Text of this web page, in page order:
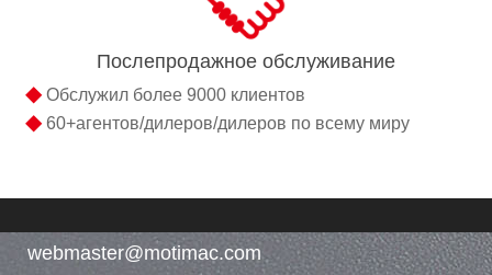
Послепродажное обслуживание
◆Обслужил более 9000 клиентов
◆60+агентов/дилеров/дилеров по всему миру
webmaster@motimac.com